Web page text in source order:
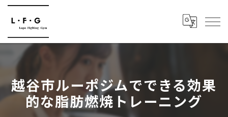
越谷市ルーポジムでできる効果
的な脂肪燃焼トレーニング